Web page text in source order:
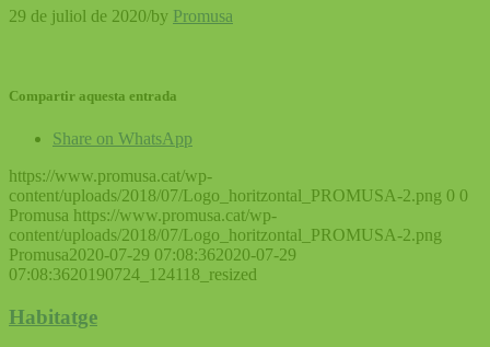
29 de juliol de 2020/by Promusa
Compartir aquesta entrada
Share on WhatsApp
https://www.promusa.cat/wp-
content/uploads/2018/07/Logo_horitzontal_PROMUSA-2.png 0 0
Promusa https://www.promusa.cat/wp-
content/uploads/2018/07/Logo_horitzontal_PROMUSA-2.png
Promusa2020-07-29 07:08:362020-07-29
07:08:3620190724_124118_resized
Habitatge